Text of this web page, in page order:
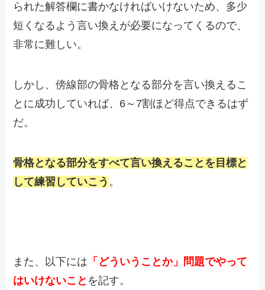
られた解答欄に書かなければいけないため、多少
短くなるよう言い換えが必要になってくるので、
非常に難しい。
しかし、傍線部の骨格となる部分を言い換えるこ
とに成功していれば、6～7割ほど得点できるはず
だ。
骨格となる部分をすべて言い換えることを目標と
して練習していこう 。
また、以下には 「どういうことか」問題でやって
はいけないこと を記す。